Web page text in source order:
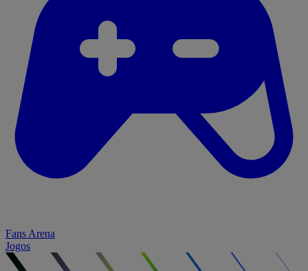
Fans Arena
Jogos